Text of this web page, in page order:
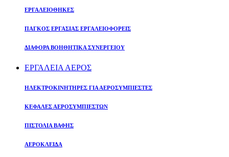
ΕΡΓΑΛΕΙΟΘΗΚΕΣ
ΠΑΓΚΟΣ ΕΡΓΑΣΙΑΣ ΕΡΓΑΛΕΙΟΦΟΡΕΙΣ
ΔΙΑΦΟΡΑ ΒΟΗΘΗΤΙΚΑ ΣΥΝΕΡΓΕΙΟΥ
ΕΡΓΑΛΕΙΑ ΑΕΡΟΣ
ΗΛΕΚΤΡΟΚΙΝΗΤΗΡΕΣ ΓΙΑ ΑΕΡΟΣΥΜΠΙΕΣΤΕΣ
ΚΕΦΑΛΕΣ ΑΕΡΟΣΥΜΠΙΕΣΤΩΝ
ΠΙΣΤΟΛΙΑ ΒΑΦΗΣ
ΑΕΡΟΚΛΕΙΔΑ